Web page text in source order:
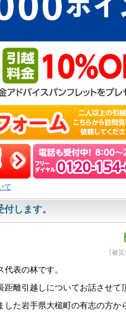
て
します。
[被
表の林です。
距離引越しについてお話させて
した岩手県大槌町の有志の方か